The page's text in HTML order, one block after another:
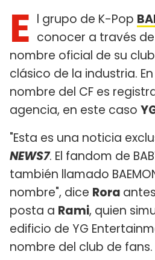
E l grupo de K-Pop
conocer a través
nombre oficial de su
clásico de la industria.
nombre del CF es
agencia, en este caso
"Esta es una noticia
NEWS7. El fandom de
también llamado
nombre", dice Rora
posta a Rami, quien
edificio de YG
nombre del club de fans.